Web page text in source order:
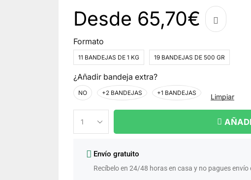
Desde 65,70€
Formato
11 BANDEJAS DE 1 KG 19 BANDEJAS DE 500 GR
¿Añadir bandeja extra?
NO +2 BANDEJAS +1 BANDEJAS Limpiar
Envío gratuito
Recíbelo en 24/48 horas en casa y no pagues